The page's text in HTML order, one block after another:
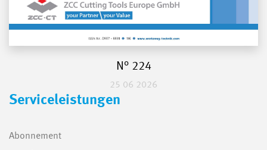
N° 224
25 06 2026
Serviceleistungen
Abonnement